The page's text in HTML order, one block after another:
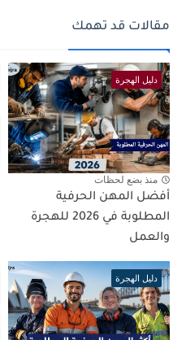
مقالات قد تهمك
دليل الهجرة
منذ بضع لحظات
أفضل المهن الحرفية
المطلوبة في 2026 للهجرة
والعمل
دليل الهجرة